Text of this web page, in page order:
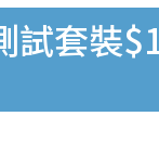
試套